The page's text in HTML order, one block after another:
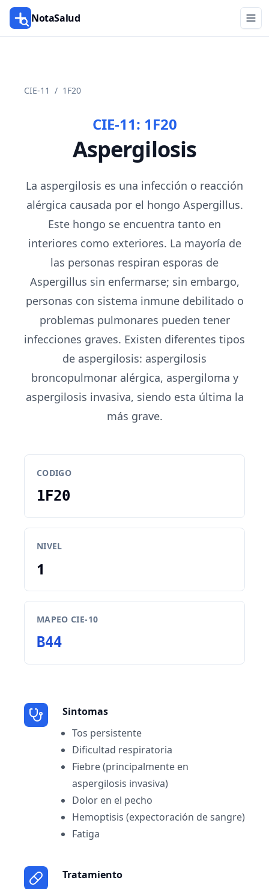
NotaSalud
CIE-11 / 1F20
CIE-11: 1F20
Aspergilosis
La aspergilosis es una infección o reacción
alérgica causada por el hongo Aspergillus.
Este hongo se encuentra tanto en
interiores como exteriores. La mayoría de
las personas respiran esporas de
Aspergillus sin enfermarse; sin embargo,
personas con sistema inmune debilitado o
problemas pulmonares pueden tener
infecciones graves. Existen diferentes tipos
de aspergilosis: aspergilosis
broncopulmonar alérgica, aspergiloma y
aspergilosis invasiva, siendo esta última la
más grave.
CODIGO
1F20
NIVEL
1
MAPEO CIE-10
B44
Sintomas
Tos persistente
Dificultad respiratoria
Fiebre (principalmente en
aspergilosis invasiva)
Dolor en el pecho
Hemoptisis (expectoración de sangre)
Fatiga
Tratamiento